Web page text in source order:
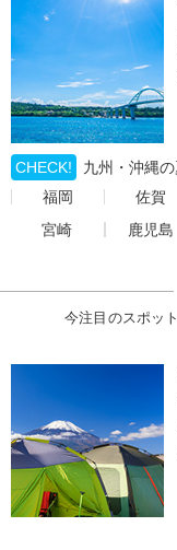
CHECK!
九州・沖縄
福岡
佐賀
宮崎
鹿児島
今注目のスポッ